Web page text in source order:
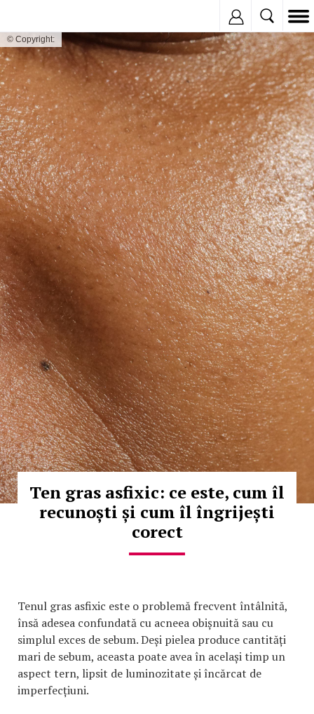
© Copyright:
Ten gras asfixic: ce este, cum îl
recunoști și cum îl îngrijești
corect
Tenul gras asfixic este o problemă frecvent întâlnită,
însă adesea confundată cu acneea obișnuită sau cu
simplul exces de sebum. Deși pielea produce cantități
mari de sebum, aceasta poate avea în același timp un
aspect tern, lipsit de luminozitate și încărcat de
imperfecțiuni.